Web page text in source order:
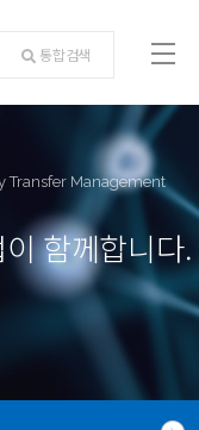
통합검색
Transfer Management
함께합니다.